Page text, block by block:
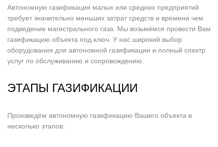
Автономную газификация малых или средних предприятий
требует значительно меньших затрат средств и времени чем
подведение магистрального газа. Мы возьмёмся провести Вам
газификацию объекта под ключ. У нас широкий выбор
оборудования для автономной газификации и полный спектр
услуг по обслуживанию и сопровождению.
ЭТАПЫ ГАЗИФИКАЦИИ
Произведём автономную газификацию Вашего объекта в
несколько этапов: